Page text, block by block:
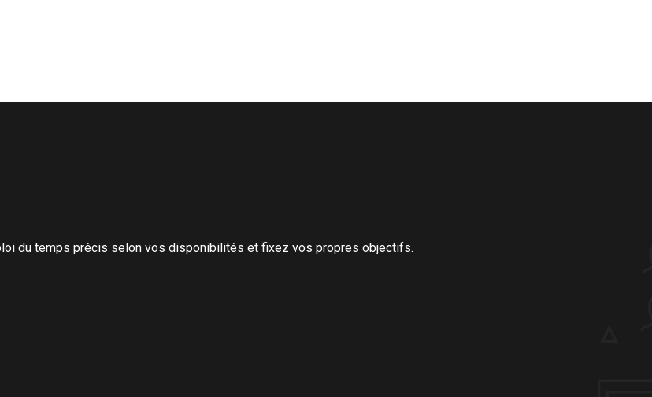
du temps précis selon vos disponibilités et fixez vos propres objectifs.